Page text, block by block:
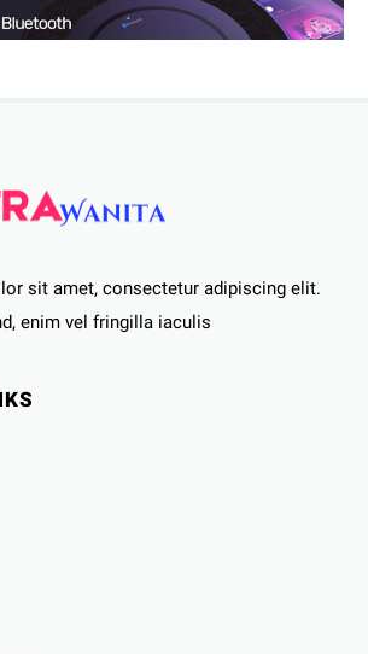
sit amet, consectetur adipiscing elit.
enim vel fringilla iaculis